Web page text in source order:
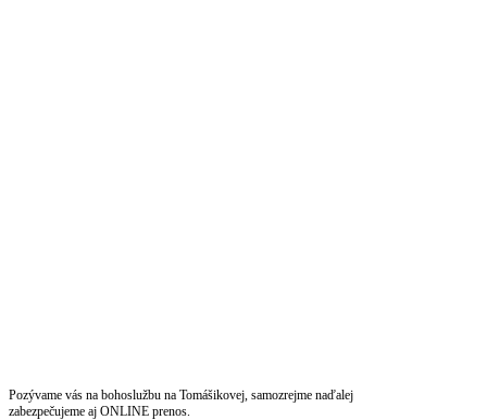
Pozývame vás na bohoslužbu na Tomášikovej, samozrejme naďalej
zabezpečujeme aj ONLINE prenos.